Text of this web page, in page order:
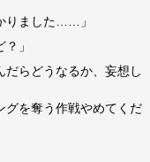
りました……」
」
らどうなるか、妄想し
グを奪う作戦やめてくだ